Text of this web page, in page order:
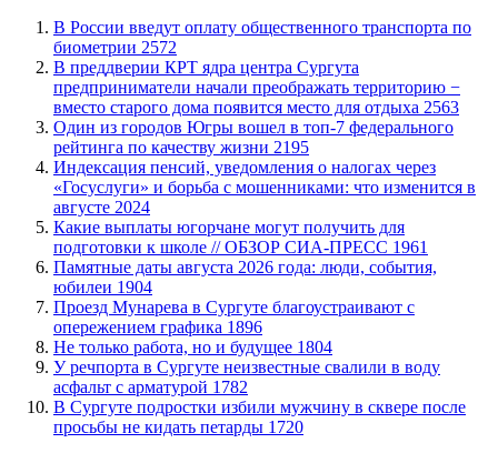
В России введут оплату общественного транспорта по
биометрии 2572
​В преддверии КРТ ядра центра Сургута
предприниматели начали преображать территорию −
вместо старого дома появится место для отдыха 2563
Один из городов Югры вошел в топ-7 федерального
рейтинга по качеству жизни 2195
​Индексация пенсий, уведомления о налогах через
«Госуслуги» и борьба с мошенниками: что изменится в
августе 2024
Какие выплаты югорчане могут получить для
подготовки к школе // ОБЗОР СИА-ПРЕСС 1961
​Памятные даты августа 2026 года: люди, события,
юбилеи 1904
​Проезд Мунарева в Сургуте благоустраивают с
опережением графика 1896
​Не только работа, но и будущее 1804
​У речпорта в Сургуте неизвестные свалили в воду
асфальт с арматурой 1782
В Сургуте подростки избили мужчину в сквере после
просьбы не кидать петарды 1720